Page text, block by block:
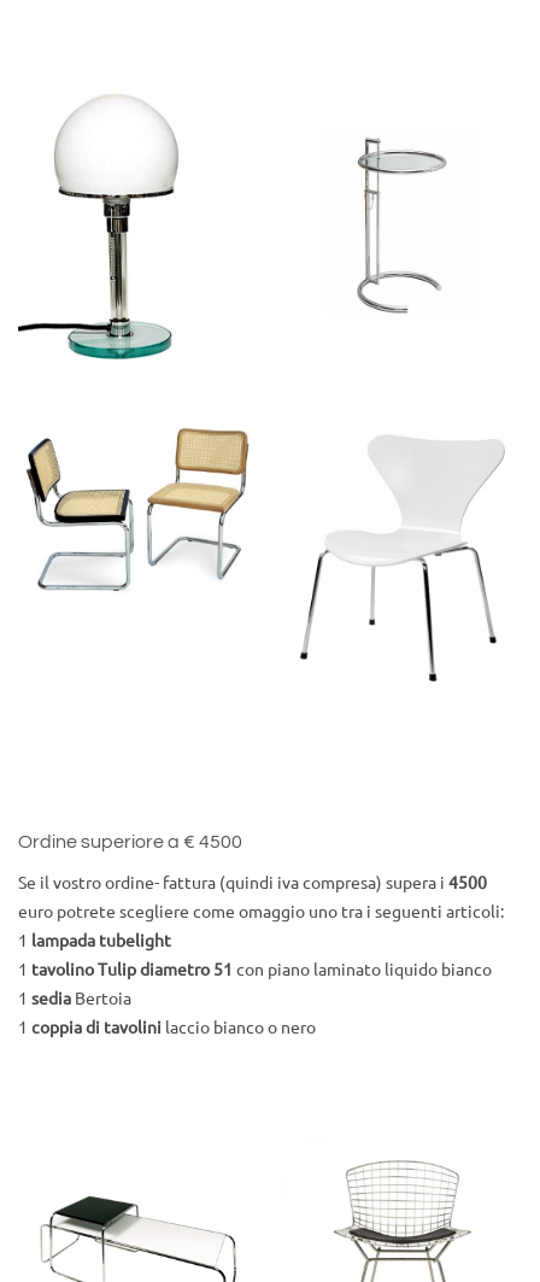
Ordine superiore a € 4500
Se il vostro ordine- fattura (quindi iva compresa) supera i 4500
euro potrete scegliere come omaggio uno tra i seguenti articoli:
1 lampada tubelight
1 tavolino Tulip diametro 51 con piano laminato liquido bianco
1 sedia Bertoia
1 coppia di tavolini laccio bianco o nero